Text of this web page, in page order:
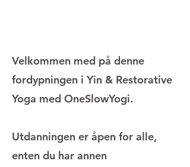
Velkommen med på denne
fordypningen i Yin & Restorative
Yoga med OneSlowYogi.
Utdanningen er åpen for alle,
enten du har annen